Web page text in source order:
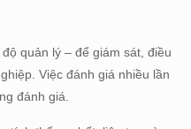
quản lý – để giám sát, điều
Việc đánh giá nhiều lần
đánh giá.